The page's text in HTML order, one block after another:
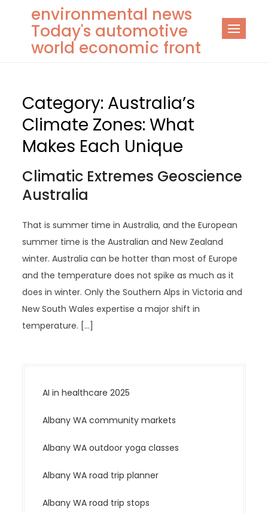
content
environmental news
Today's automotive
world economic front
Category: Australia’s
Climate Zones: What
Makes Each Unique
Climatic Extremes Geoscience
Australia
That is summer time in Australia, and the European
summer time is the Australian and New Zealand
winter. Australia can be hotter than most of Europe
and the temperature does not spike as much as it
does in winter. Only the Southern Alps in Victoria and
New South Wales expertise a major shift in
temperature. […]
AI in healthcare 2025
Albany WA community markets
Albany WA outdoor yoga classes
Albany WA road trip planner
Albany WA road trip stops